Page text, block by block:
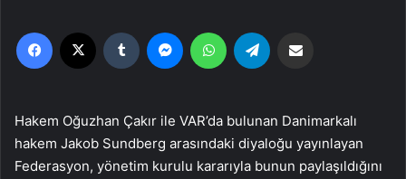
Facebook Tumblr MessengerWhatsApp
Hakem Oğuzhan Çakır ile VAR’da bulunan Danimarkalı
hakem Jakob Sundberg arasındaki diyaloğu yayınlayan
Federasyon, yönetim kurulu kararıyla bunun paylaşıldığını